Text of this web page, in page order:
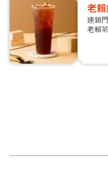
老
連鎖
老賴